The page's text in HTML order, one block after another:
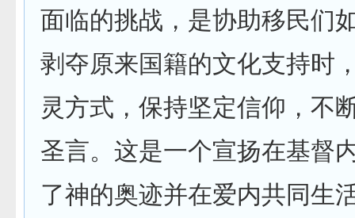
面临的挑战，是协助移民们
剥夺原来国籍的文化支持时
灵方式，保持坚定信仰，不
圣言。这是一个宣扬在基督
了神的奥迹并在爱内共同生